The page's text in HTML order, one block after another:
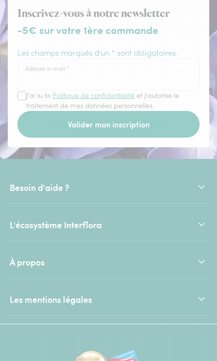
Inscrivez-vous à notre newsletter
-5€ sur votre 1ère commande
Les champs marqués d'un * sont obligatoires.
Adresse e-mail *
J'ai lu la Politique de confidentialité et j'autorise le
traitement de mes données personnelles.
Valider mon inscription
Besoin d'aide ?
L'écosystème Interflora
À propos
Les mentions légales